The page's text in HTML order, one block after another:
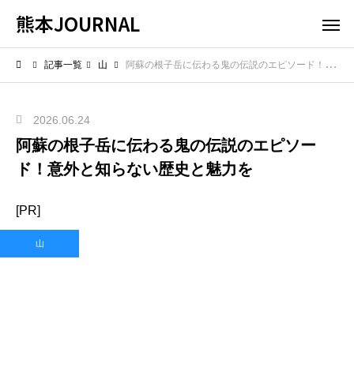
熊本JOURNAL
記事一覧 山 阿蘇の根子岳に伝わる鬼の伝説のエピソード！意外と知らない歴史と魅力を
2026.06.24
阿蘇の根子岳に伝わる鬼の伝説のエピソー
ド！意外と知らない歴史と魅力を
[PR]
山